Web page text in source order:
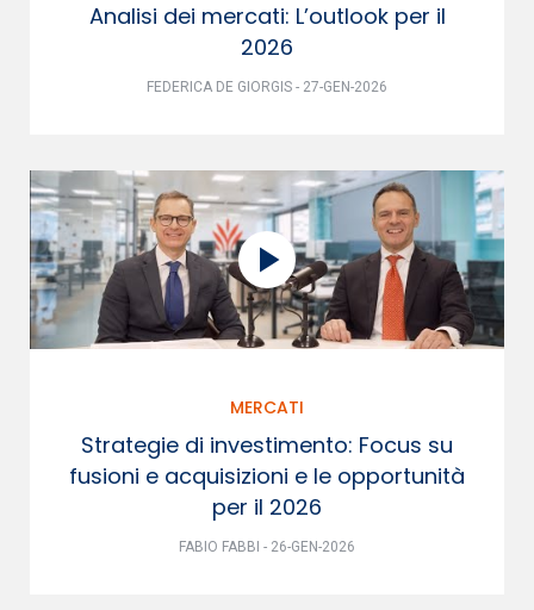
Analisi dei mercati: L’outlook per il
2026
FEDERICA DE GIORGIS - 27-GEN-2026
MERCATI
Strategie di investimento: Focus su
fusioni e acquisizioni e le opportunità
per il 2026
FABIO FABBI - 26-GEN-2026